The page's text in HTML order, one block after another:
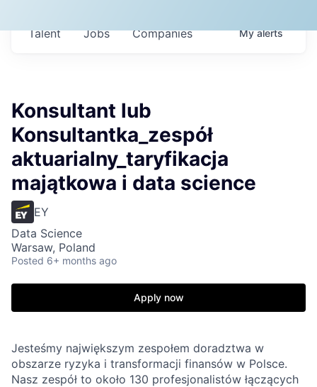
Jobs Companies
Talent Myalerts
Konsultant lub
Konsultantka_zespół
aktuarialny_taryfikacja
majątkowa i data science
EY
Data Science
Warsaw, Poland
Posted 6+ months ago
Apply now
Jesteśmy największym zespołem doradztwa w
obszarze ryzyka i transformacji finansów w Polsce.
Nasz zespół to około 130 profesjonalistów łączących